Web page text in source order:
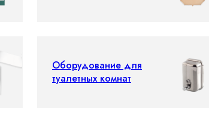
Оборудование для
туалетных комнат